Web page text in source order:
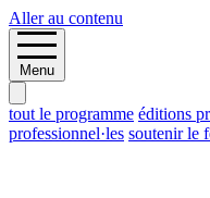
Aller au contenu
Menu
tout le programme éditions
professionnel·les soutenir le